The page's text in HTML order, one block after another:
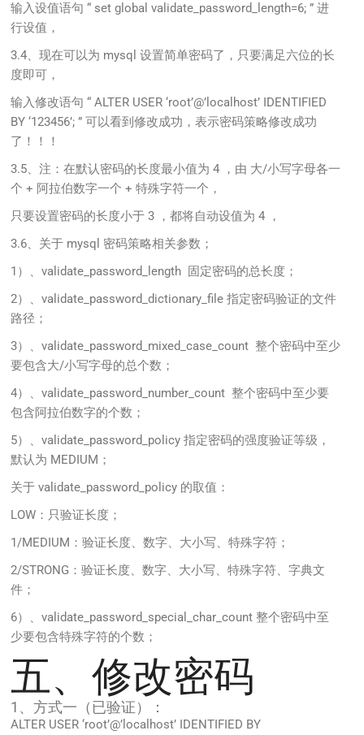
输入设值语句 “ set global validate_password_length=6; ” 进
行设值，
3.4、现在可以为 mysql 设置简单密码了，只要满足六位的长
度即可，
输入修改语句 “ ALTER USER ‘root’@’localhost’ IDENTIFIED
BY ‘123456’; ” 可以看到修改成功，表示密码策略修改成功
了！！！
3.5、注：在默认密码的长度最小值为 4 ，由 大/小写字母各一
个 + 阿拉伯数字一个 + 特殊字符一个，
只要设置密码的长度小于 3 ，都将自动设值为 4 ，
3.6、关于 mysql 密码策略相关参数；
1）、validate_password_length 固定密码的总长度；
2）、validate_password_dictionary_file 指定密码验证的文件
路径；
3）、validate_password_mixed_case_count 整个密码中至少
要包含大/小写字母的总个数；
4）、validate_password_number_count 整个密码中至少要
包含阿拉伯数字的个数；
5）、validate_password_policy 指定密码的强度验证等级，
默认为 MEDIUM；
关于 validate_password_policy 的取值：
LOW：只验证长度；
1/MEDIUM：验证长度、数字、大小写、特殊字符；
2/STRONG：验证长度、数字、大小写、特殊字符、字典文
件；
6）、validate_password_special_char_count 整个密码中至
少要包含特殊字符的个数；
五、修改密码
1、方式一（已验证）：
ALTER USER ‘root’@’localhost’ IDENTIFIED BY